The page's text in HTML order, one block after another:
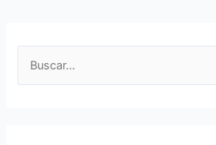
única
visitante